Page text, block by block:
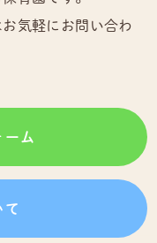
気軽にお問い合わ
ーム
て